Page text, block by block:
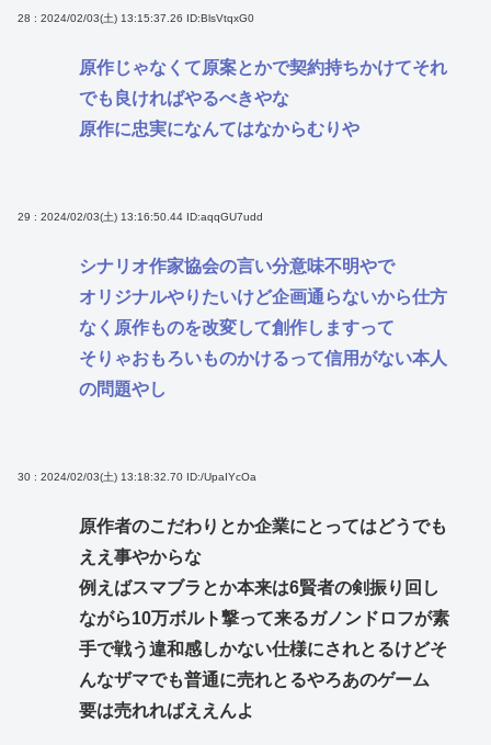
28 : 2024/02/03(土) 13:15:37.26 ID:BlsVtqxG0
原作じゃなくて原案とかで契約持ちかけてそれ
でも良ければやるべきやな
原作に忠実になんてはなからむりや
29 : 2024/02/03(土) 13:16:50.44 ID:aqqGU7udd
シナリオ作家協会の言い分意味不明やで
オリジナルやりたいけど企画通らないから仕方
なく原作ものを改変して創作しますって
そりゃおもろいものかけるって信用がない本人
の問題やし
30 : 2024/02/03(土) 13:18:32.70 ID:/UpaIYcOa
原作者のこだわりとか企業にとってはどうでも
ええ事やからな
例えばスマブラとか本来は6賢者の剣振り回し
ながら10万ボルト撃って来るガノンドロフが素
手で戦う違和感しかない仕様にされとるけどそ
んなザマでも普通に売れとるやろあのゲーム
要は売れればええんよ